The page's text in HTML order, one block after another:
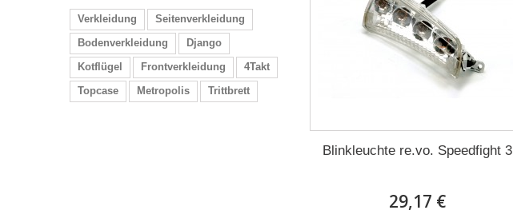
Verkleidung
Seitenverkleidung
Bodenverkleidung
Django
Kotflügel
Frontverkleidung
4Takt
Topcase
Metropolis Trittbrett
Blinkleuchte re.vo. Speedfight 3
29,17 €